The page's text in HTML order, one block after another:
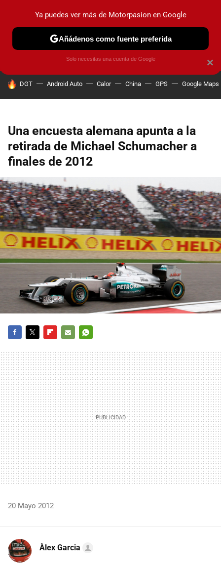
PRUEBAS COCHES ELÉCTRICOS OBSERVATORIO
HOY SE HABLA DE
DGT Android Auto Calor China GPS Google Maps
Una encuesta alemana apunta a la
retirada de Michael Schumacher a
finales de 2012
MAIL
20 Mayo 2012
Àlex Garcia
×
Ya puedes ver más de Motorpasion en Google
Añádenos como fuente preferida
Solo necesitas una cuenta de Google